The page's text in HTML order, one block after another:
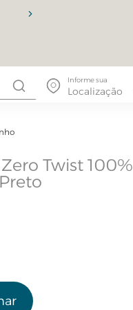
Informe sua
Localização
Twist 100%